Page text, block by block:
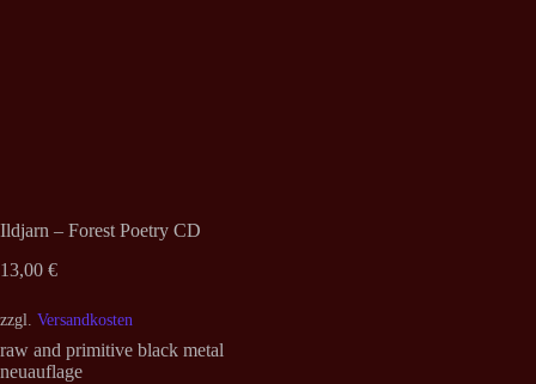
Ildjarn – Forest Poetry CD
13,00 €
zzgl. Versandkosten
raw and primitive black metal
neuauflage